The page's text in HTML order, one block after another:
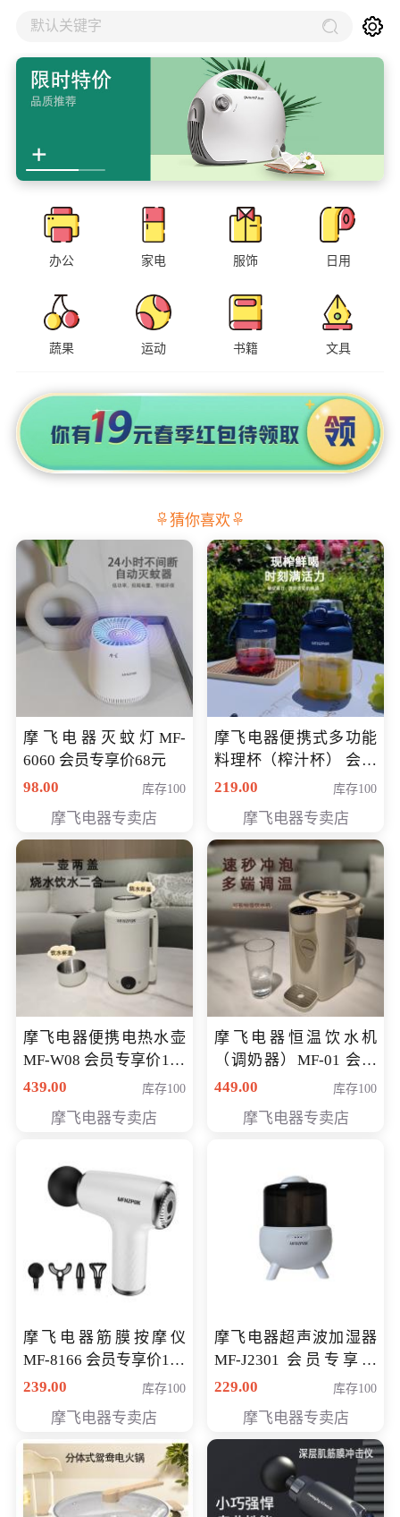
默认关键字
办公 家电 服饰 日用
蔬果 运动 书籍 文具
猜你喜欢
摩飞电器灭蚊灯MF-
6060 会员专享价68元
98.00
库存100
摩飞电器专卖店
摩飞电器便携式多功能
料理杯（榨汁杯） 会员
专享价118元
219.00 库存100
摩飞电器专卖店
摩飞电器便携电热水壶
MF-W08 会员专享价198
元
439.00 库存100
摩飞电器专卖店
摩飞电器恒温饮水机
（调奶器）MF-01 会员
专享价366元
449.00 库存100
摩飞电器专卖店
摩飞电器筋膜按摩仪
MF-8166 会员专享价168
元
239.00 库存100
摩飞电器专卖店
摩飞电器超声波加湿器
MF-J2301 会员专享价
168元
229.00 库存100
摩飞电器专卖店